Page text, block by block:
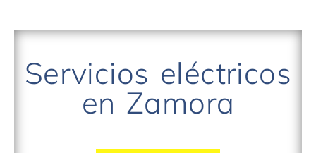
Servicios eléctricos
en Zamora